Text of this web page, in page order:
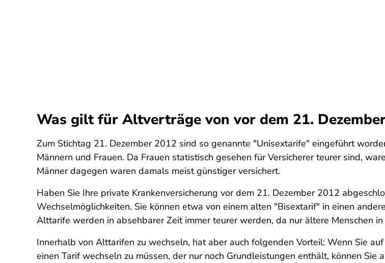
Was gilt für Altverträge von vor dem 21.
Zum Stichtag 21. Dezember 2012 sind so genannte "Unisextarife" eingeführt
Männern und Frauen. Da Frauen statistisch gesehen für Versicherer teurer sind,
Männer dagegen waren damals meist günstiger versichert.
Haben Sie Ihre private Krankenversicherung vor dem 21. Dezember 2012
Wechselmöglichkeiten. Sie können etwa von einem alten "Bisextarif" in einen
Alttarife werden in absehbarer Zeit immer teurer werden, da nur ältere Menschen
Innerhalb von Alttarifen zu wechseln, hat aber auch folgenden Vorteil: Wenn Sie
einen Tarif wechseln zu müssen, der nur noch Grundleistungen enthält, können